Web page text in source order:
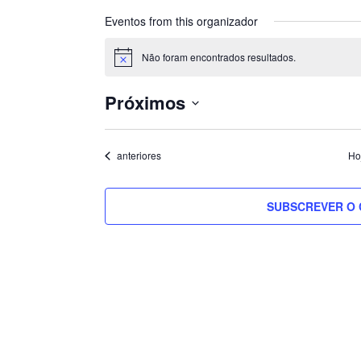
Eventos from this organizador
Aviso Não foram encontrados resultados.
Próximos
Selecione
a Eventos
anteriores
SUBSCREVER O